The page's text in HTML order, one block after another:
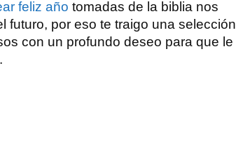
feliz año tomadas de la biblia nos
futuro, por eso te traigo una selección
con un profundo deseo para que le